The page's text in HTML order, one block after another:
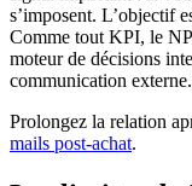
s’imposent. L’objectif
Comme tout KPI, le
moteur de décisions
communication externe.
Prolongez la relation
mails post-achat.